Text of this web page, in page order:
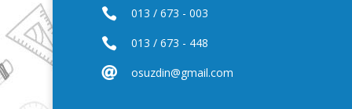
 013 / 673 - 003
 013 / 673 - 448
 osuzdin@gmail.com